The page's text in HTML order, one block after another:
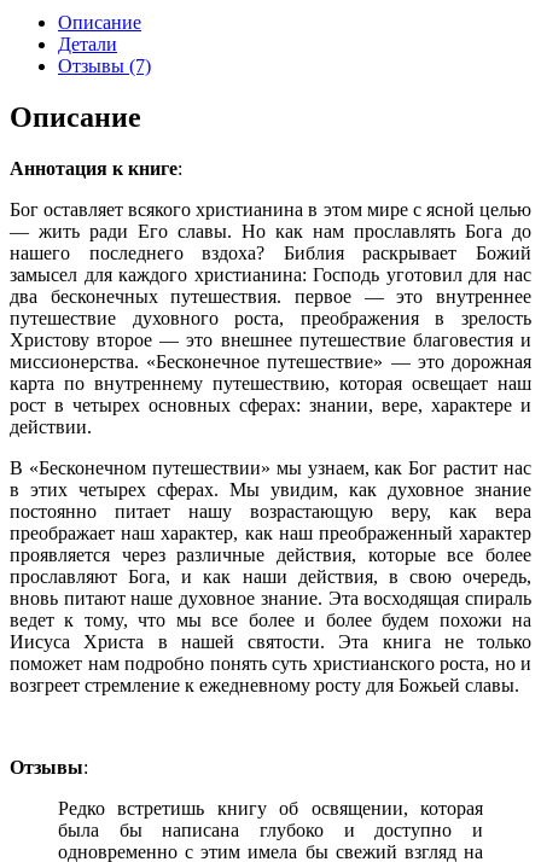
Описание
Детали
Отзывы (7)
Описание
Аннотация к книге:
Бог оставляет всякого христианина в этом мире с ясной целью
— жить ради Его славы. Но как нам прославлять Бога до
нашего последнего вздоха? Библия рас­крывает Божий
замысел для каждого христианина: Господь уготовил для нас
два бесконечных путешествия. первое — это внутреннее
путешествие духовно­го роста, преображения в зрелость
Христову второе — это внешнее путешествие благовестия и
миссионерства. «Бесконечное путешествие» — это дорожная
карта по внутреннему путешествию, которая освещает наш
рост в четырех ос­новных сферах: знании, вере, характере и
действии.
В «Бесконечном путешествии» мы узнаем, как Бог растит нас
в этих четырех сфе­рах. Мы увидим, как духовное знание
постоянно питает нашу возрастающую веру, как вера
преображает наш характер, как наш преображенный характер
проявля­ется через различные действия, которые все более
прославляют Бога, и как наши действия, в свою очередь,
вновь питают наше духовное знание. Эта восходящая спираль
ведет к тoмy, что мы все более и более будем похожи на
Иисуса Христа в нашей святости. Эта книга не только
поможет нам подробно понять суть христи­анского роста, но и
возгреет стремление к ежедневному росту для Божьей славы.
Отзывы:
Редко встретишь книгу об освящении, которая
была бы написана глубоко и доступно и
одновременно с этим имела бы свежий взгляд на